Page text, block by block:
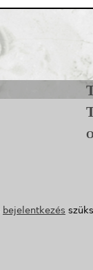
bejelentkezés